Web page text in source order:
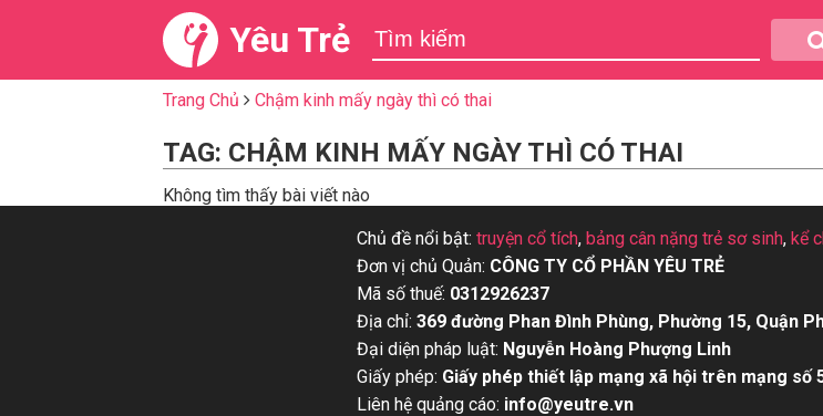
Yêu Trẻ
Trang Chủ Chậm kinh mấy ngày thì có thai
TAG: CHẬM KINH MẤY NGÀY THÌ CÓ THAI
Không tìm thấy bài viết nào
Chủ đề nổi bật: truyện cổ tích, bảng cân nặng trẻ sơ sinh, kể
Đơn vị chủ Quản: CÔNG TY CỔ PHẦN YÊU TRẺ
Mã số thuế: 0312926237
Địa chỉ: 369 đường Phan Đình Phùng, Phường 15, Quận
Đại diện pháp luật: Nguyễn Hoàng Phượng Linh
Giấy phép: Giấy phép thiết lập mạng xã hội trên mạng số
Liên hệ quảng cáo: info@yeutre.vn